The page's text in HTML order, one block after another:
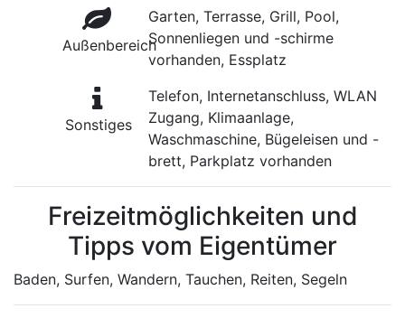
Außenbereich
Garten, Terrasse, Grill, Pool,
Sonnenliegen und -schirme
vorhanden, Essplatz
Sonstiges
Telefon, Internetanschluss, WLAN
Zugang, Klimaanlage,
Waschmaschine, Bügeleisen und -
brett, Parkplatz vorhanden
Freizeitmöglichkeiten und
Tipps vom Eigentümer
Baden, Surfen, Wandern, Tauchen, Reiten, Segeln